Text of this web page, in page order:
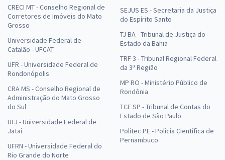
Segurança do Trabalho
R$16,65
Comprar
DEGASE - Departamento Geral de Ações Socioeducativas do Rio de
Janeiro - Pedagogo
R$ 343,84
à vista
CRECI MT - Conselho Regional de
Corretores de Imóveis do Mato
Grosso
Universidade Federal de
Catalão - UFCAT
UFR - Universidade Federal de
Rondonópolis
CRA MS - Conselho Regional de
Administração do Mato Grosso
do Sul
UFJ - Universidade Federal de
Jataí
UFRN - Universidade Federal do
Rio Grande do Norte
SEJUS ES - Secretaria da Justiça
do Espírito Santo
TJ BA - Tribunal de Justiça do
Estado da Bahia
TRF 3 - Tribunal Regional Federal
da 3ª Região
MP RO - Ministério Público de
Rondônia
TCE SP - Tribunal de Contas do
Estado de São Paulo
Politec PE - Polícia Científica de
Pernambuco